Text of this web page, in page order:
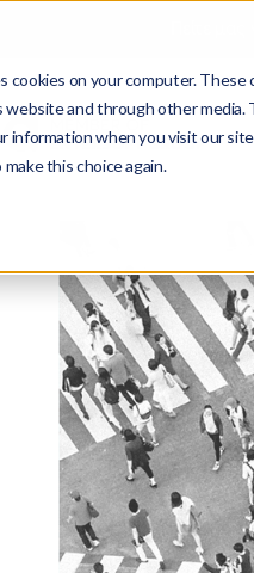
cookies on your computer. These
and through other media.
information when you visit our
this choice again.